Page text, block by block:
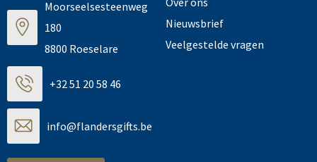
Moorseelsesteenweg
180
8800 Roeselare
+32 51 20 58 46
info@flandersgifts.be
Nieuwsbrief
Veelgestelde vragen